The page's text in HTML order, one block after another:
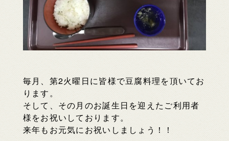
毎月、第2火曜日に皆様で豆腐料理を頂いてお
ります。
そして、その月のお誕生日を迎えたご利用者
様をお祝いしております。
来年もお元気にお祝いしましょう！！